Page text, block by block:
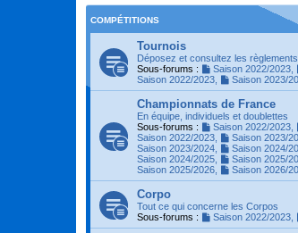
COMPÉTITIONS
Tournois
Déposez et consultez les
Sous-forums :
Saison 2022/2023,
Saison 2022/2023
Saison 2023/
Championnats de France
En équipe, individuels et doublettes
Sous-forums :
Saison 2022/2023,
Saison 2022/2023
Saison 2023/
Saison 2023/2024
Saison 2024/
Saison 2024/2025
Saison 2025/
Saison 2025/2026
Saison 2026/
Corpo
Tout ce qui concerne les Corpos
Sous-forums :
Saison 2022/2023,